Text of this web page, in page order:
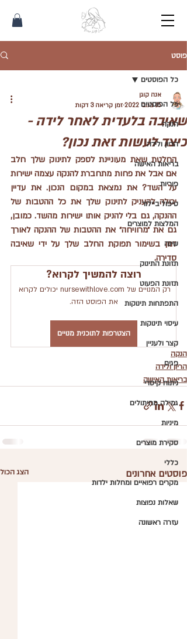
פוסט
כל הפוסטים
הנקה
הריון ולידה
בריאות האישה
פוריות
טיפול ביילוד
המלצות למוצרים
שינה
תזונת התינוק
תזונת הפעוט
התפתחות תינוקות
עיסוי תינוקות
קצר ולעניין
פגים
ניתוח קיסרי
גמילה מחיתולים
מיניות
סקירת מוצרים
כללי
מקרים רפואיים ומחלות ילדות
שאלות נפוצות
עזרה ראשונה
כל הפוסטים
שאיבה בלעדית לאחר לידה -
כיצד לעשות זאת נכון?
אנה קוגן
15 בנוב׳ 2022
זמן קריאה 3 דקות
סדירה.
רוצה להמשיך לקרוא?
רק המנויים של nursewithlove.com יכולים לקרוא
את הפוסט הזה.
הצטרפות לתוכנית מנויים
הנקה
הריון ולידה
בריאות האישה
פוסטים אחרונים הצג הכול